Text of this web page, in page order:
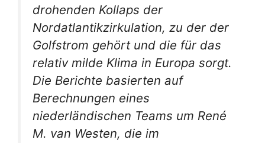
drohenden Kollaps der
Nordatlantikzirkulation, zu der der
Golfstrom gehört und die für das
relativ milde Klima in Europa sorgt.
Die Berichte basierten auf
Berechnungen eines
niederländischen Teams um René
M. van Westen, die im